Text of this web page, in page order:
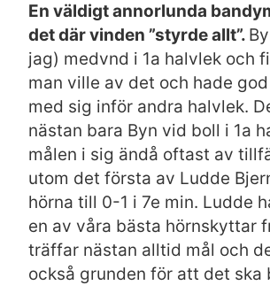
En väldigt annorlunda
det där vinden ”styrde allt”.
jag) medvnd i 1a halvlek och
man ville av det och hade
med sig inför andra halvlek.
nästan bara Byn vid boll i 1a
målen i sig ändå oftast av
utom det första av Ludde
hörna till 0-1 i 7e min. Ludde
en av våra bästa hörnskyttar
träffar nästan alltid mål och
också grunden för att det ska